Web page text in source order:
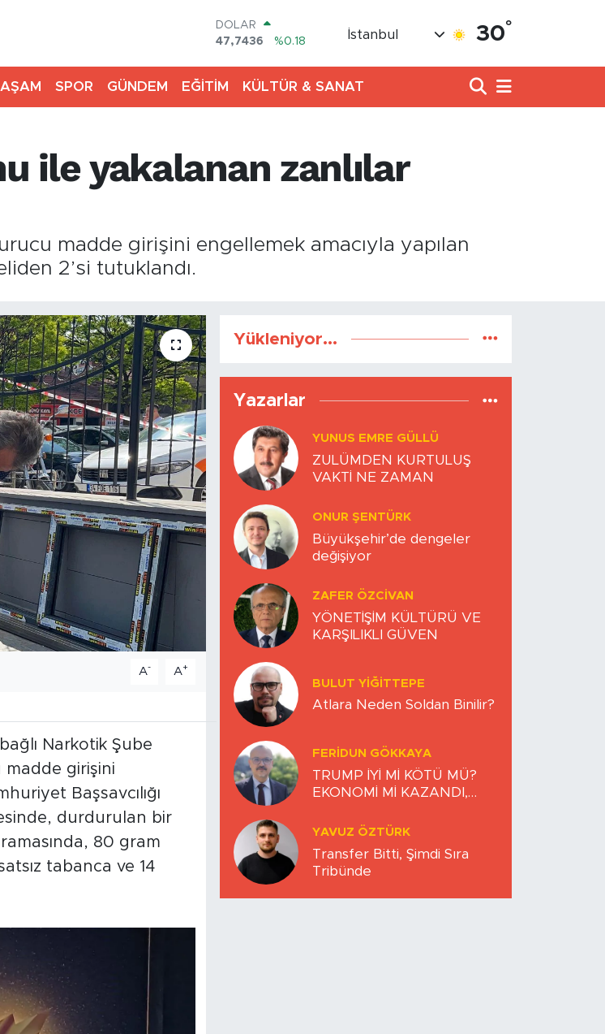
DOLAR
47,7436
%0.18
STERLİN
64,4811
%0.38
13.779
%-14
İstanbul 30°
SPOR GÜNDEM EĞİTİM KÜLTÜR & SANAT
ile yakalanan zanlılar
madde girişini engellemek amacıyla yapılan
2’si tutuklandı.
A- A+
Narkotik Şube
girişini
Başsavcılığı
durdurulan bir
80 gram
tabanca ve 14
Yükleniyor...
Yazarlar
YUNUS EMRE GÜLLÜ
ZULÜMDEN KURTULUŞ
VAKTİ NE ZAMAN
ONUR ŞENTÜRK
Büyükşehir’de dengeler
değişiyor
ZAFER ÖZCIVAN
YÖNETİŞİM KÜLTÜRÜ VE
KARŞILIKLI GÜVEN
BULUT YİĞİTTEPE
Atlara Neden Soldan Binilir?
FERIDUN GÖKKAYA
TRUMP İYİ Mİ KÖTÜ MÜ?
EKONOMİ Mİ KAZANDI,
YAVUZ ÖZTÜRK
Transfer Bitti, Şimdi Sıra
Tribünde